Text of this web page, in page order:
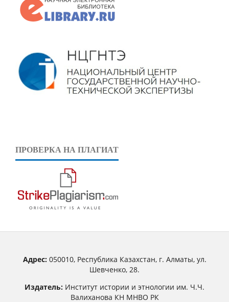
ПРОВЕРКА НА ПЛАГИАТ
Адрес:050010, Республика Казахстан, г. Алматы, ул.
Шевченко, 28.
Издатель: Институт истории и этнологии им. Ч.Ч.
Валиханова КН МНВО РК